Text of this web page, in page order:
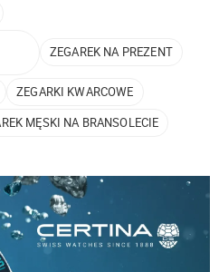
ZEGAREK NA PREZENT
ZEGARKI KWARCOWE
MĘSKI NA BRANSOLECIE